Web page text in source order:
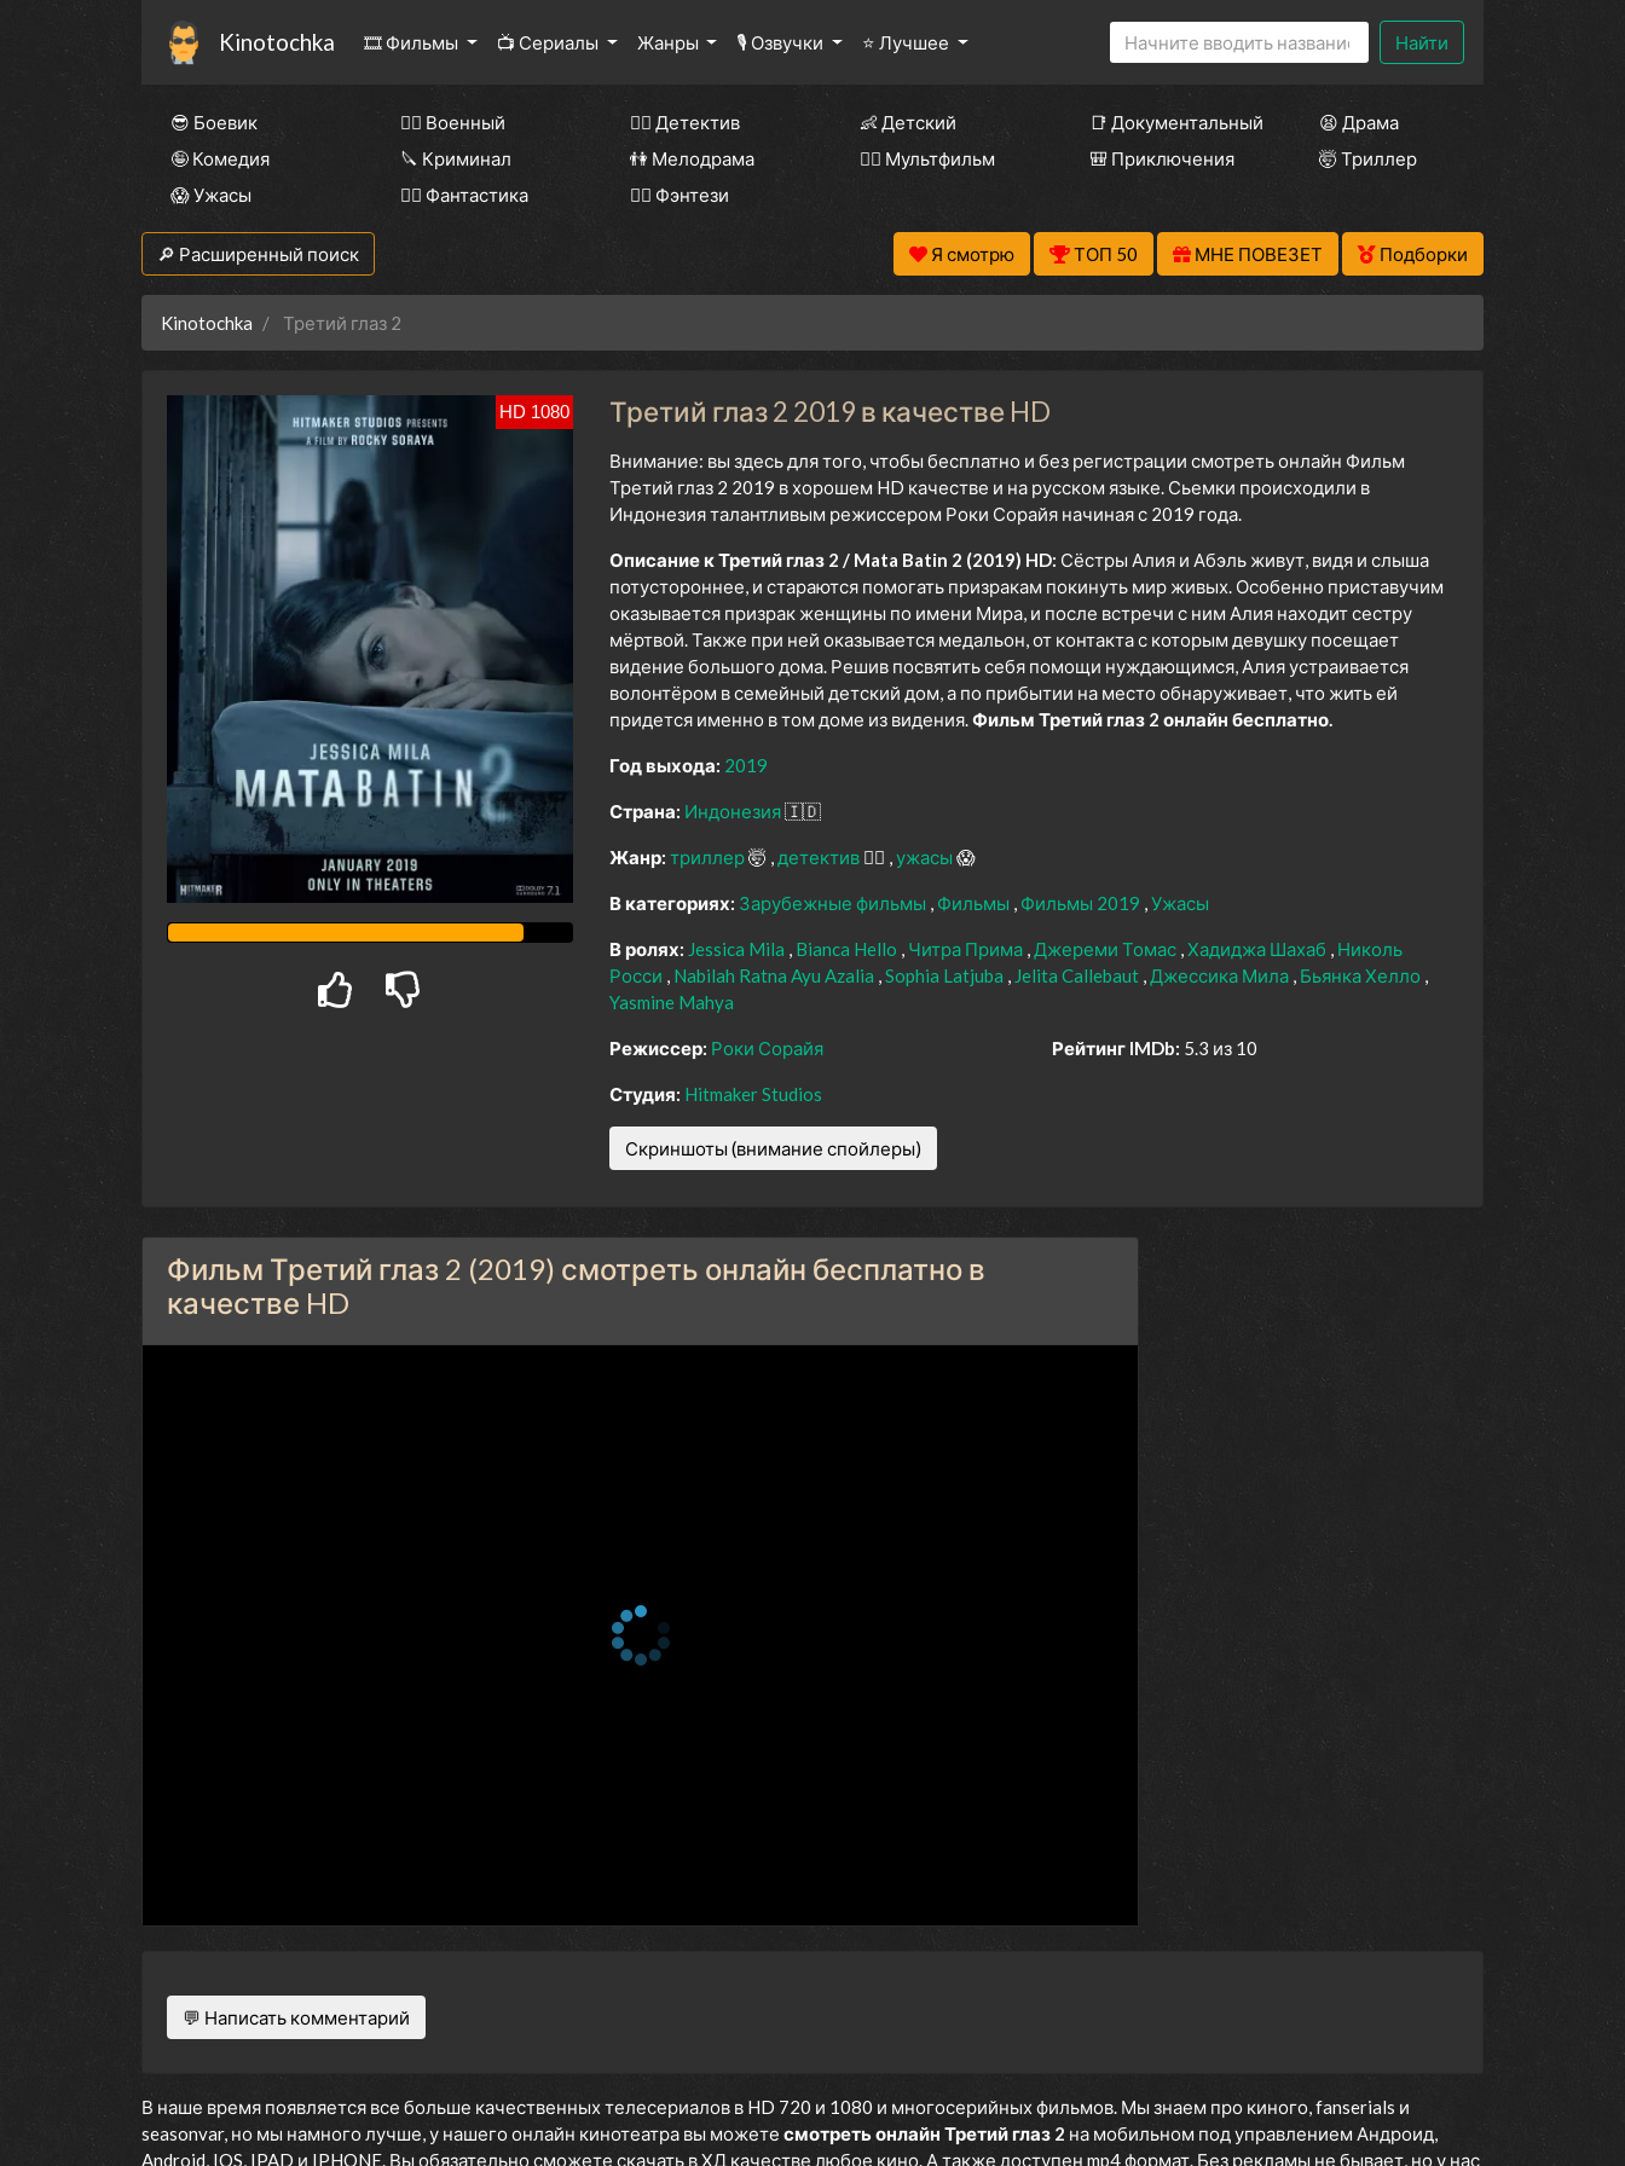
Kinotochka 🎞 Фильмы 📺 Сериалы Жанры 🎙 Озвучки ⭐ Лучшее Найти
😎 Боевик 👨‍✈️ Военный 🕵️‍♂️ Детектив 👶 Детский 📑 Документальный
😫 Драма
🤪 Комедия
🔪 Криминал 👫 Мелодрама 🧚‍♀️ Мультфильм 🎒 Приключения
🤯 Триллер
😱 Ужасы
🧙‍♀️ Фантастика 🧝‍♂️ Фэнтези
🔎 Расширенный поиск Я смотрю ТОП 50 МНЕ ПОВЕЗЕТ Подборки
Kinotochka Третий глаз 2
HD 1080 Третий глаз 2 2019 в качестве HD
Внимание: вы здесь для того, чтобы бесплатно и без регистрации смотреть онлайн Фильм
Третий глаз 2 2019 в хорошем HD качестве и на русском языке. Сьемки происходили в
Индонезия талантливым режиссером Роки Сорайя начиная с 2019 года.
Описание к Третий глаз 2 / Mata Batin 2 (2019) HD: Сёстры Алия и Абэль живут, видя и слыша
потустороннее, и стараются помогать призракам покинуть мир живых. Особенно приставучим
оказывается призрак женщины по имени Мира, и после встречи с ним Алия находит сестру
мёртвой. Также при ней оказывается медальон, от контакта с которым девушку посещает
видение большого дома. Решив посвятить себя помощи нуждающимся, Алия устраивается
волонтёром в семейный детский дом, а по прибытии на место обнаруживает, что жить ей
придется именно в том доме из видения.Фильм Третий глаз 2 онлайн бесплатно.
Год выхода: 2019
Страна: Индонезия🇮🇩
Жанр: триллер🤯 детектив 🕵️‍♂️ ужасы 😱
В категориях: Зарубежные фильмы Фильмы Фильмы 2019 Ужасы
В ролях: Jessica Mila Bianca Hello Читра Прима Джереми Томас Хадиджа Шахаб
Николь
Росси
Nabilah Ratna Ayu Azalia Sophia Latjuba Jelita Callebaut Джессика Мила Бьянка Хелло
Yasmine Mahya
Режиссер: Роки Сорайя
Студия: Hitmaker Studios
Рейтинг IMDb: 5.3 из 10
Скриншоты (внимание спойлеры)
Фильм Третий глаз 2 (2019) смотреть онлайн бесплатно в
качестве HD
💬 Написать комментарий
В наше время появляется все больше качественных телесериалов в HD 720 и 1080 и многосерийных фильмов. Мы знаем про киного, fanserials и
seasonvar, но мы намного лучше, у нашего онлайн кинотеатра вы можете смотреть онлайн Третий глаз 2 на мобильном под управлением Андроид,
Android, IOS, IPAD и IPHONE. Вы обязательно сможете скачать в ХД качестве любое кино. А также доступен mp4 формат. Без рекламы не бывает, но у нас